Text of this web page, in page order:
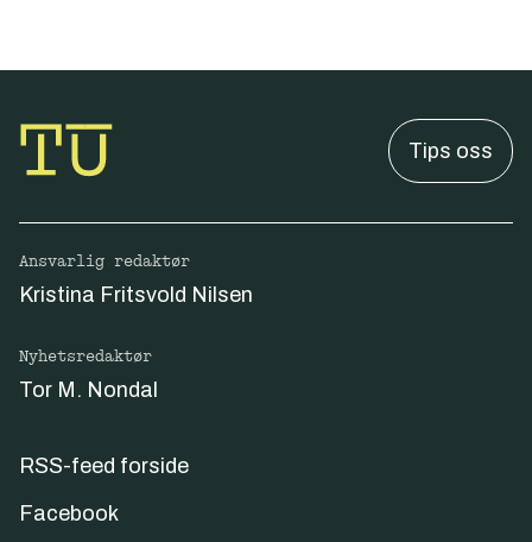
Tips oss
Ansvarlig redaktør
Kristina Fritsvold Nilsen
Nyhetsredaktør
Tor M. Nondal
RSS-feed forside
Facebook